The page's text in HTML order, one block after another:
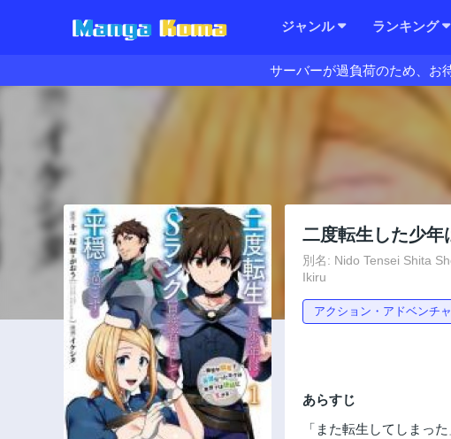
ジャンル ランキング
サーバーが過負荷のため、お
二度転生した少年
別名: Nido Tensei Shita
Ikiru
アクション・アドベンチ
あらすじ
「また転生してしまっ